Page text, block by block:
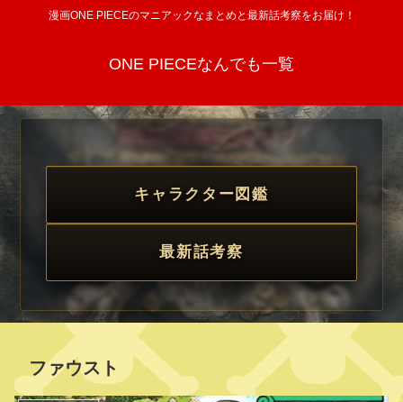
漫画ONE PIECEのマニアックなまとめと最新話考察をお届け！
ONE PIECEなんでも一覧
キャラクター図鑑
最新話考察
ファウスト